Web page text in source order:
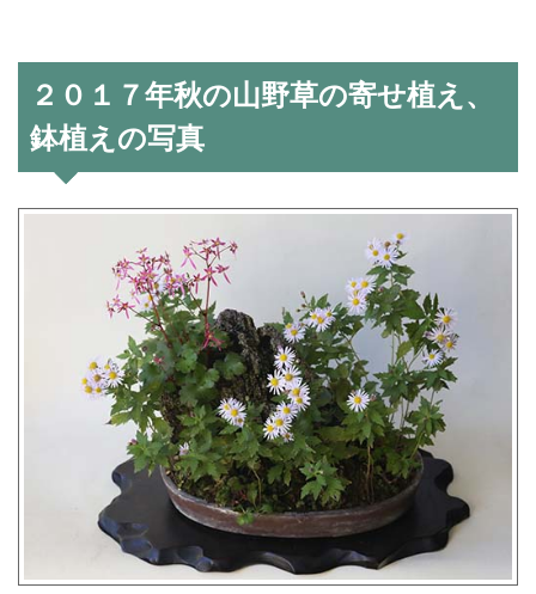
２０１７年秋の山野草の寄せ植え、
鉢植えの写真